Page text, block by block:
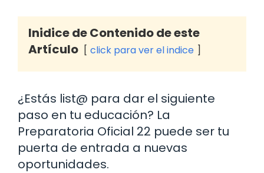
Inidice de Contenido de este
Artículo
click para ver el indice
¿Estás list@ para dar el siguiente
paso en tu educación? La
Preparatoria Oficial 22 puede ser tu
puerta de entrada a nuevas
oportunidades.